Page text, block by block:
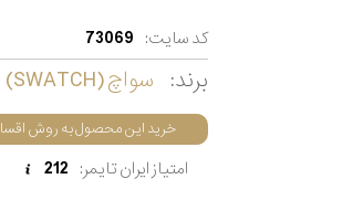
کد سایت: 73069
برند: سواچ (SWATCH)
خرید این محصول به روش
امتیاز ایران تایمر: 212